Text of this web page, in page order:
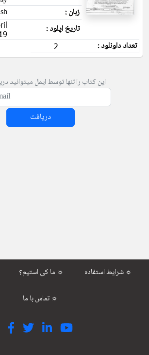
زبان :
تاریخ اپلود :
تعداد داونلود : 2
این کتاب را تنها توسط ایمل میتوانید
دریافت
ما کی استیم؟ ☼ شرایط استفاده ☼
تماس با ما ☼